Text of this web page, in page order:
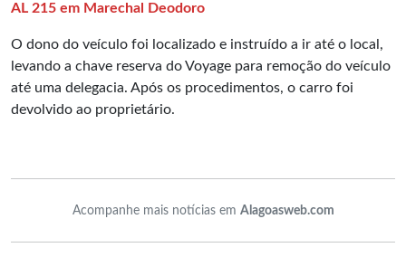
AL 215 em Marechal Deodoro
O dono do veículo foi localizado e instruído a ir até o local,
levando a chave reserva do Voyage para remoção do veículo
até uma delegacia. Após os procedimentos, o carro foi
devolvido ao proprietário.
Acompanhe mais notícias em Alagoasweb.com